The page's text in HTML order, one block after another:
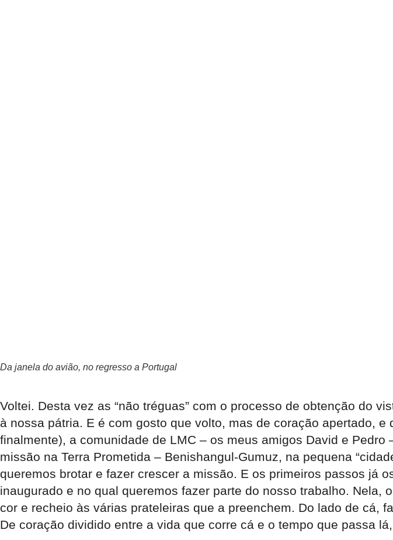
Da janela do avião, no regresso a Portugal
Voltei. Desta vez as “não tréguas” com o processo de obtenção do
à nossa pátria. E é com gosto que volto, mas de coração apertado,
finalmente), a comunidade de LMC – os meus amigos David e
missão na Terra Prometida – Benishangul-Gumuz, na pequena
queremos brotar e fazer crescer a missão. E os primeiros passos já
inaugurado e no qual queremos fazer parte do nosso trabalho.
cor e recheio às várias prateleiras que a preenchem. Do lado de cá,
De coração dividido entre a vida que corre cá e o tempo que passa